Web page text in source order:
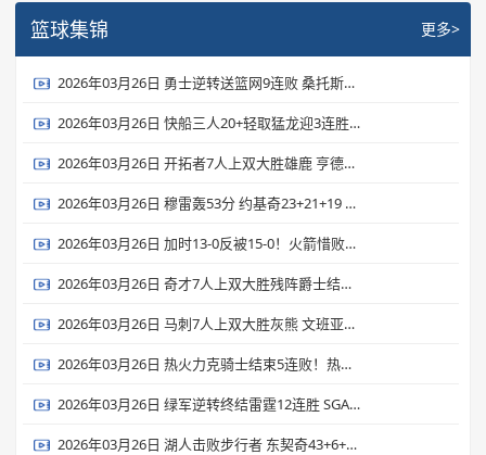
篮球集锦 更多>
2026年03月26日 勇士逆转送篮网9连败 桑托斯新高31分 波杰姆22+6 扎威19+6
2026年03月26日 快船三人20+轻取猛龙迎3连胜 伦纳德27+6 加兰24+6 莺哥18+6
2026年03月26日 开拓者7人上双大胜雄鹿 亨德森23分 罗林斯生涯新高36分
2026年03月26日 穆雷轰53分 约基奇23+21+19 掘金力克独行侠 弗拉格26+7+7
2026年03月26日 加时13-0反被15-0！火箭惜败森林狼 杜兰特22中9&丢绝平罚球
2026年03月26日 奇才7人上双大胜残阵爵士结束16连败 里斯26+17 贝利19投15分
2026年03月26日 马刺7人上双大胜灰熊 文班亚马19+15+3断7帽 卡斯尔15+9
2026年03月26日 热火力克骑士结束5连败！热巴17+10+7 多诺万·米切尔28+6
2026年03月26日 绿军逆转终结雷霆12连胜 SGA连续133场20+ 杰伦·布朗31+8+8
2026年03月26日 湖人击败步行者 东契奇43+6+7 詹姆斯23+9+9 海斯21+10